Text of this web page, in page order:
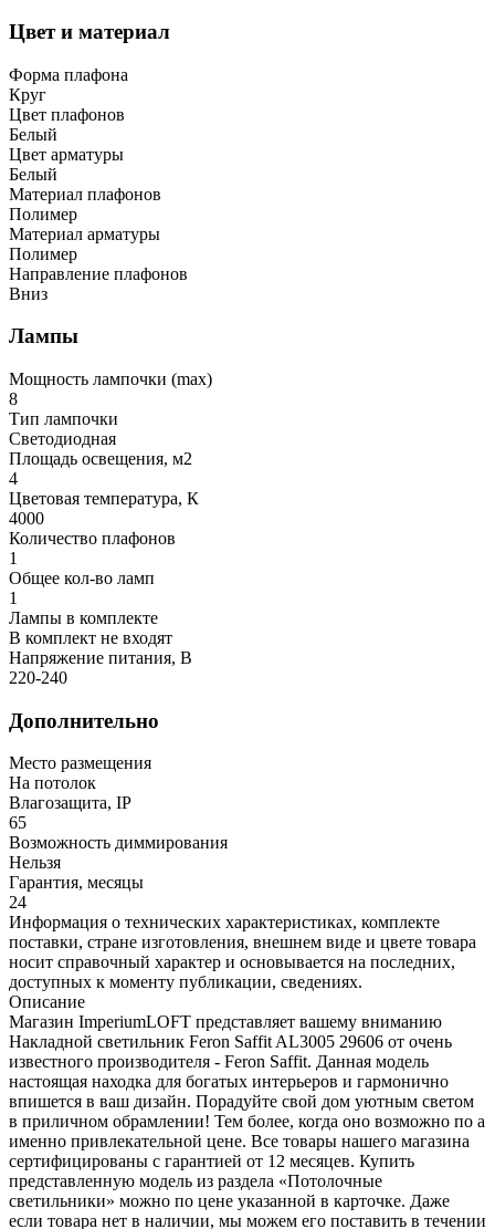
Цвет и материал
Форма плафона
Круг
Цвет плафонов
Белый
Цвет арматуры
Белый
Материал плафонов
Полимер
Материал арматуры
Полимер
Направление плафонов
Вниз
Лампы
Мощность лампочки (max)
8
Тип лампочки
Светодиодная
Площадь освещения, м2
4
Цветовая температура, К
4000
Количество плафонов
1
Общее кол-во ламп
1
Лампы в комплекте
В комплект не входят
Напряжение питания, В
220-240
Дополнительно
Место размещения
На потолок
Влагозащита, IP
65
Возможность диммирования
Нельзя
Гарантия, месяцы
24
Информация о технических характеристиках, комплекте
поставки, стране изготовления, внешнем виде и цвете товара
носит справочный характер и основывается на последних,
доступных к моменту публикации, сведениях.
Описание
Магазин ImperiumLOFT представляет вашему вниманию
Накладной светильник Feron Saffit AL3005 29606 от очень
известного производителя - Feron Saffit. Данная модель
настоящая находка для богатых интерьеров и гармонично
впишется в ваш дизайн. Порадуйте свой дом уютным светом
в приличном обрамлении! Тем более, когда оно возможно по а
именно привлекательной цене. Все товары нашего магазина
сертифицированы с гарантией от 12 месяцев. Купить
представленную модель из раздела «Потолочные
светильники» можно по цене указанной в карточке. Даже
если товара нет в наличии, мы можем его поставить в течении